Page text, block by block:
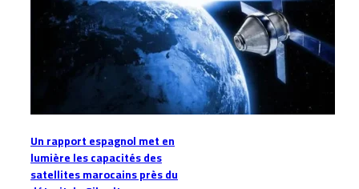
Un rapport espagnol met en
lumière les capacités des
satellites marocains près du